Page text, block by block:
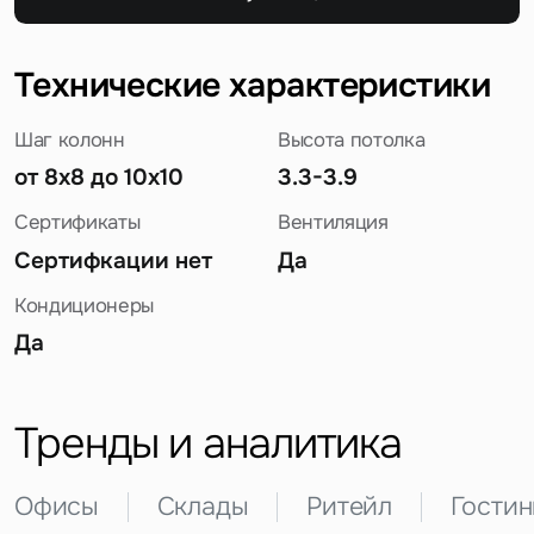
Технические характеристики
Шаг колонн
от 8х8 до 10х10
Высота потолка
3.3-3.9
Сертификаты
Сертифкации нет
Вентиляция
Да
Кондиционеры
Да
Тренды и аналитика
Офисы Склады Ритейл
Задайте свой вопрос
Вопрос
Это обязательное поле